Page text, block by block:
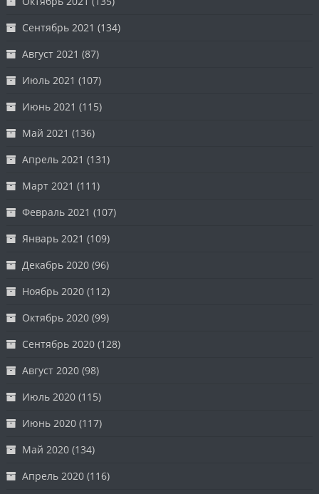
Сентябрь 2021 (134)
Август 2021 (87)
Июль 2021 (107)
Июнь 2021 (115)
Май 2021 (136)
Апрель 2021 (131)
Март 2021 (111)
Февраль 2021 (107)
Январь 2021 (109)
Декабрь 2020 (96)
Ноябрь 2020 (112)
Октябрь 2020 (99)
Сентябрь 2020 (128)
Август 2020 (98)
Июль 2020 (115)
Июнь 2020 (117)
Май 2020 (134)
Апрель 2020 (116)